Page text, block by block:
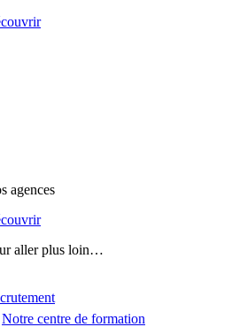
agences
aller plus loin…
Notre centre de formation